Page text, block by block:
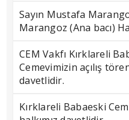
Sayın Mustafa
Marangoz (Ana bacı)
CEM Vakfı Kırklareli
Cemevimizin açılış
davetlidir.
Kırklareli Babaeski